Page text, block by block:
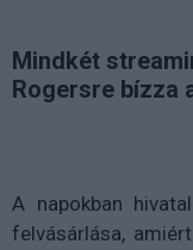
Mindkét
Rogersre bízza
A napokban
felvásárlása,